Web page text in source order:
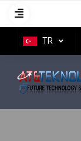
TR